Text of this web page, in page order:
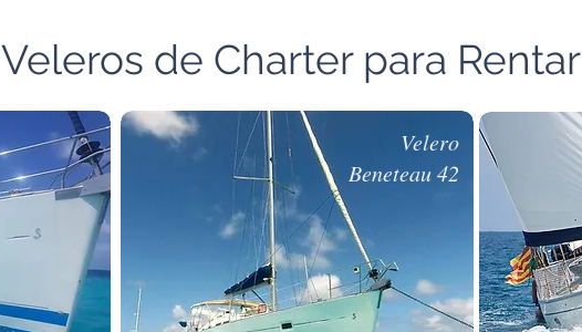
Veleros de Charter para Rentar
Velero
Beneteau 42